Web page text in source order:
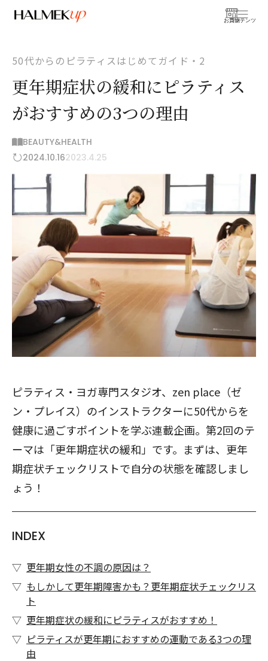
お買物
コンテンツ
50代からのピラティスはじめてガイド・2
更年期症状の緩和にピラティス
がおすすめの3つの理由
BEAUTY&HEALTH
2024.10.162023.4.25
ピラティス・ヨガ専門スタジオ、zen place（ゼ
ン・プレイス）のインストラクターに50代からを
健康に過ごすポイントを学ぶ連載企画。第2回のテ
ーマは「更年期症状の緩和」です。まずは、更年
期症状チェックリストで自分の状態を確認しまし
ょう！
INDEX
更年期女性の不調の原因は？
もしかして更年期障害かも？更年期症状チェックリス
ト
更年期症状の緩和にピラティスがおすすめ！
ピラティスが更年期におすすめの運動である3つの理
由